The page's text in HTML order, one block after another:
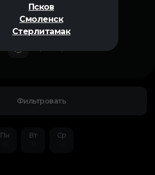
Псков
Смоленск
Стерлитамак
01 ч 29 м
Фильтровать
Пн
Вт
Ср